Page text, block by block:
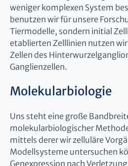
weniger komplexen System
benutzen wir für unsere
Tiermodelle, sondern initial
etablierten Zelllinien nutzen
Zellen des
Ganglienzellen.
Molekularbiologie
Uns steht eine große
molekularbiologischer
mittels derer wir zelluläre
Modellsysteme untersuchen
Genexpression nach